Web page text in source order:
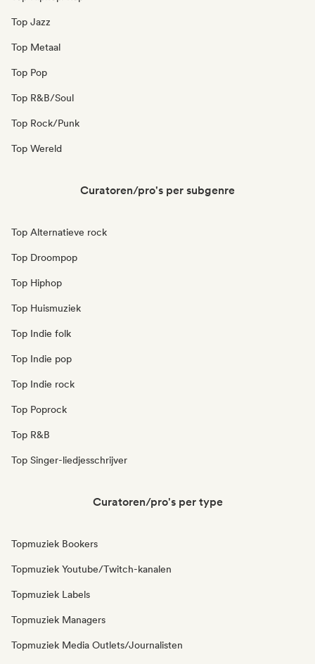
Top Jazz
Top Metaal
Top Pop
Top R&B/Soul
Top Rock/Punk
Top Wereld
Curatoren/pro's per subgenre
Top Alternatieve rock
Top Droompop
Top Hiphop
Top Huismuziek
Top Indie folk
Top Indie pop
Top Indie rock
Top Poprock
Top R&B
Top Singer-liedjesschrijver
Curatoren/pro's per type
Topmuziek Bookers
Topmuziek Youtube/Twitch-kanalen
Topmuziek Labels
Topmuziek Managers
Topmuziek Media Outlets/Journalisten